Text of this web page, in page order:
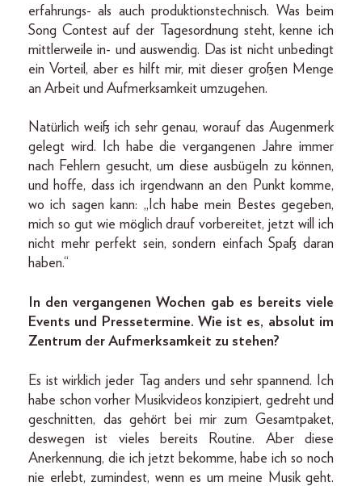
erfahrungs- als auch produktionstechnisch. Was beim
Song Contest auf der Tagesordnung steht, kenne ich
mittlerweile in- und auswendig. Das ist nicht unbedingt
ein Vorteil, aber es hilft mir, mit dieser großen Menge
an Arbeit und Aufmerksamkeit umzugehen.
Natürlich weiß ich sehr genau, worauf das Augenmerk
gelegt wird. Ich habe die vergangenen Jahre immer
nach Fehlern gesucht, um diese ausbügeln zu können,
und hoffe, dass ich irgendwann an den Punkt komme,
wo ich sagen kann: „Ich habe mein Bestes gegeben,
mich so gut wie möglich drauf vorbereitet, jetzt will ich
nicht mehr perfekt sein, sondern einfach Spaß daran
haben.“
In den vergangenen Wochen gab es bereits viele
Events und Pressetermine. Wie ist es, absolut im
Zentrum der Aufmerksamkeit zu stehen?
Es ist wirklich jeder Tag anders und sehr spannend. Ich
habe schon vorher Musikvideos konzipiert, gedreht und
geschnitten, das gehört bei mir zum Gesamtpaket,
deswegen ist vieles bereits Routine. Aber diese
Anerkennung, die ich jetzt bekomme, habe ich so noch
nie erlebt, zumindest, wenn es um meine Musik geht.